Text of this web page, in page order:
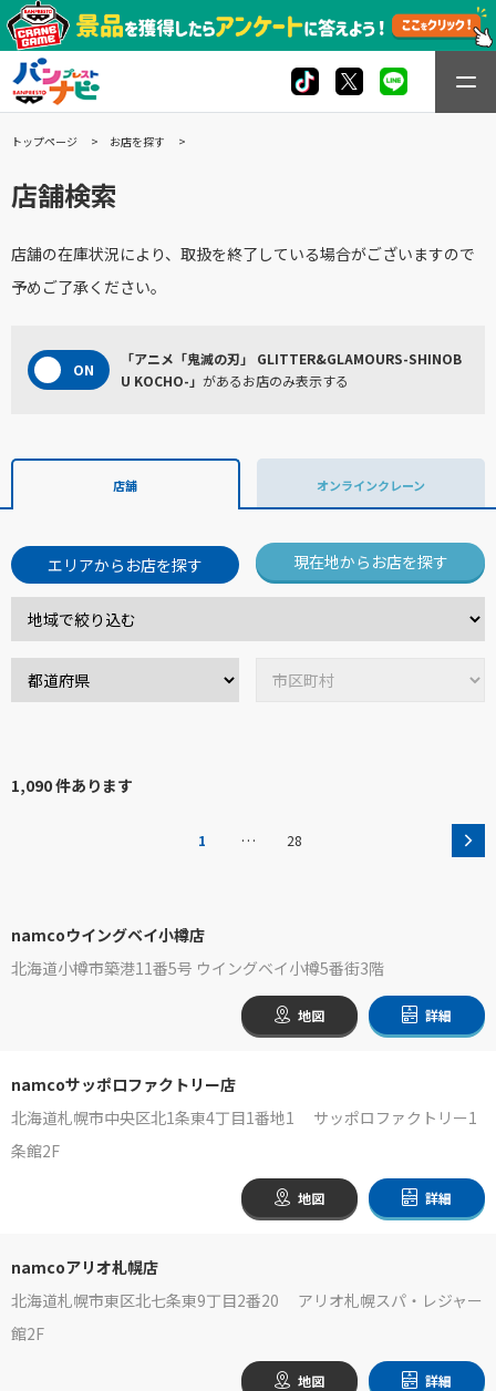
トップページ お店を探す
店舗検索
店舗の在庫状況により、取扱を終了している場合がございますので
予めご了承ください。
「アニメ「鬼滅の刃」 GLITTER&GLAMOURS-SHINOB
U KOCHO-」 があるお店のみ表示する
店舗 オンラインクレーン
エリアからお店を探す 現在地からお店を探す
1,090 件あります
1 … 28
namcoウイングベイ小樽店
北海道小樽市築港11番5号 ウイングベイ小樽5番街3階
地図 詳細
namcoサッポロファクトリー店
北海道札幌市中央区北1条東4丁目1番地1 サッポロファクトリー1
条館2F
地図 詳細
namcoアリオ札幌店
北海道札幌市東区北七条東9丁目2番20 アリオ札幌スパ・レジャー
館2F
地図 詳細